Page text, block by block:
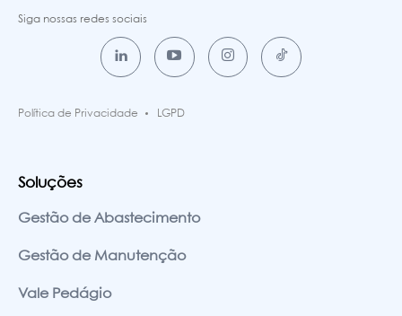
Siga nossas redes sociais
Política de Privacidade LGPD
Soluções
Gestão de Abastecimento
Gestão de Manutenção
Vale Pedágio